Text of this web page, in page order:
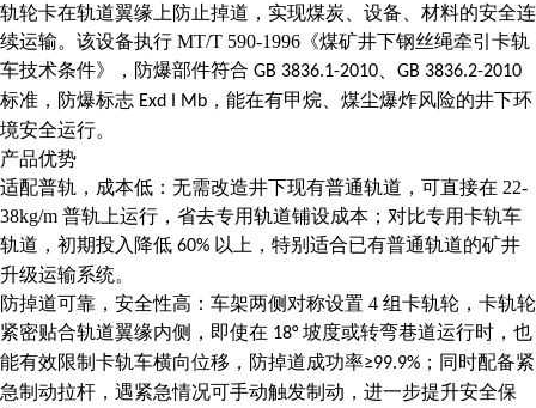
轨轮卡在轨道翼缘上防止掉道，实现煤炭、设备、材料的安全连
续运输。该设备执行 MT/T 590-1996 《煤矿井下钢丝绳牵引卡轨
车技术条件》，防爆部件符合 GB 3836.1-2010 GB 3836.2-2010
标准，防爆标志 Exd I Mb ，能在有甲烷、煤尘爆炸风险的井下环
境安全运行。
产品优势
适配普轨，成本低：无需改造井下现有普通轨道，可直接在 22-
38kg/m 普轨上运行，省去专用轨道铺设成本；对比专用卡轨车
轨道，初期投入降低 60% 以上，特别适合已有普通轨道的矿井
升级运输系统。
防掉道可靠，安全性高：车架两侧对称设置 4 组卡轨轮，卡轨轮
紧密贴合轨道翼缘内侧，即使在 18°坡度或转弯巷道运行时，也
能有效限制卡轨车横向位移，防掉道成功率≥99.9% ；同时配备紧
急制动拉杆，遇紧急情况可手动触发制动，进一步提升安全保